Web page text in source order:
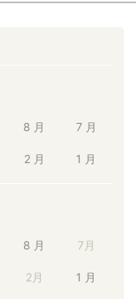
8 月 7 月
2 月 1 月
8 月 7月
2月 1 月